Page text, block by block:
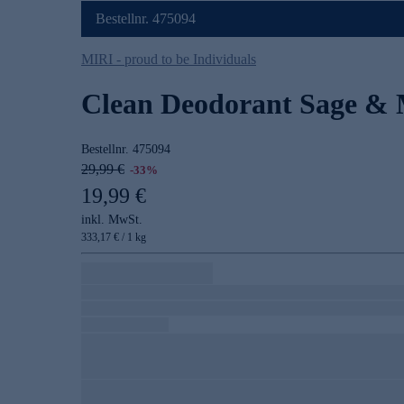
Bestellnr. 475094
MIRI - proud to be Individuals
Clean Deodorant Sage &
Bestellnr. 475094
29,99 € -33%
19,99 €
inkl. MwSt.
333,17 € / 1 kg